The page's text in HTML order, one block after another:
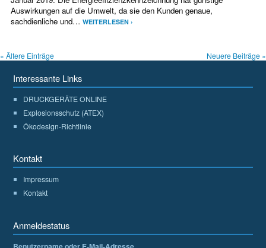
Auswirkungen auf die Umwelt, da sie den Kunden genaue,
sachdienliche und… WEITERLESEN ›
« Ältere Einträge Neuere Beiträge »
Interessante Links
DRUCKGERÄTE ONLINE
Explosionsschutz (ATEX)
Ökodesign-Richtlinie
Kontakt
Impressum
Kontakt
Anmeldestatus